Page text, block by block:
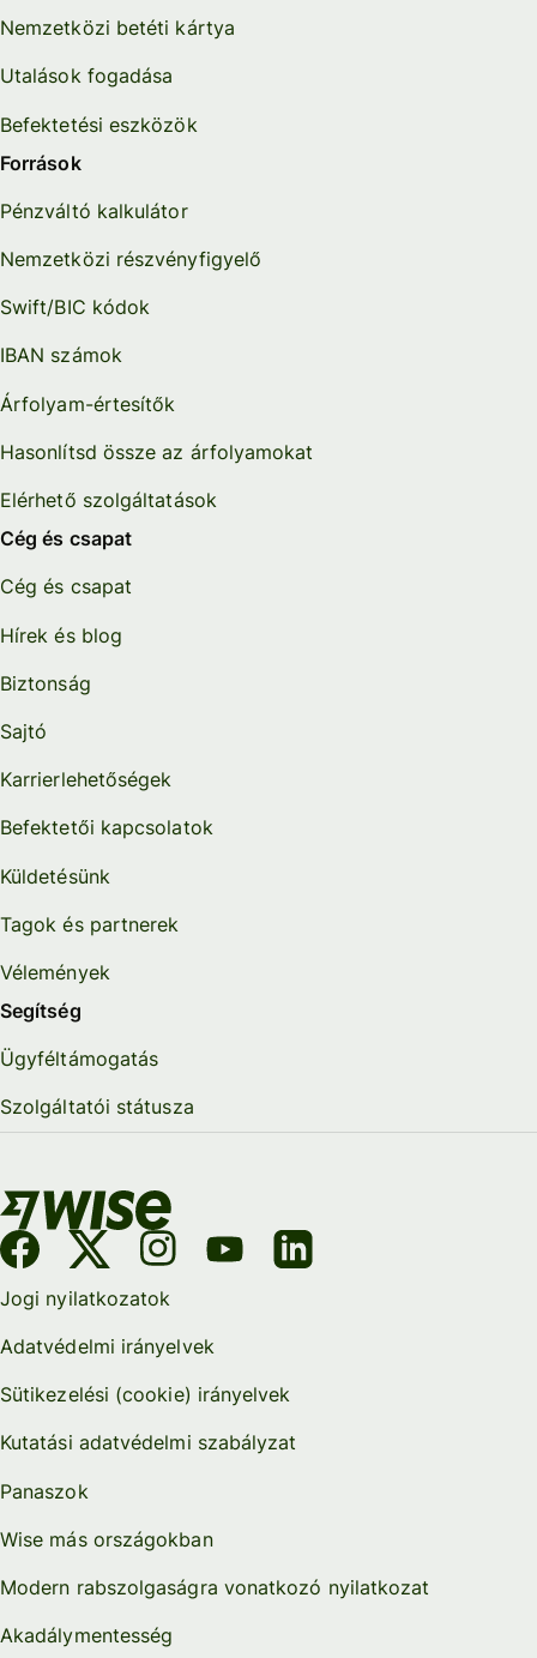
Nemzetközi betéti kártya
Utalások fogadása
Befektetési eszközök
Források
Pénzváltó kalkulátor
Nemzetközi részvényfigyelő
Swift/BIC kódok
IBAN számok
Árfolyam-értesítők
Hasonlítsd össze az árfolyamokat
Elérhető szolgáltatások
Cég és csapat
Cég és csapat
Hírek és blog
Biztonság
Sajtó
Karrierlehetőségek
Befektetői kapcsolatok
Küldetésünk
Tagok és partnerek
Vélemények
Segítség
Ügyféltámogatás
Szolgáltatói státusza
Jogi nyilatkozatok
Adatvédelmi irányelvek
Sütikezelési (cookie) irányelvek
Kutatási adatvédelmi szabályzat
Panaszok
Wise más országokban
Modern rabszolgaságra vonatkozó nyilatkozat
Akadálymentesség